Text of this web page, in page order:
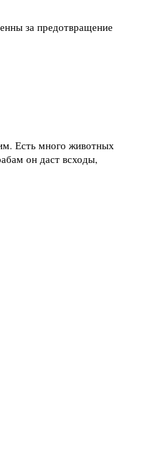
за предотвращение
Есть много животных
он даст всходы,